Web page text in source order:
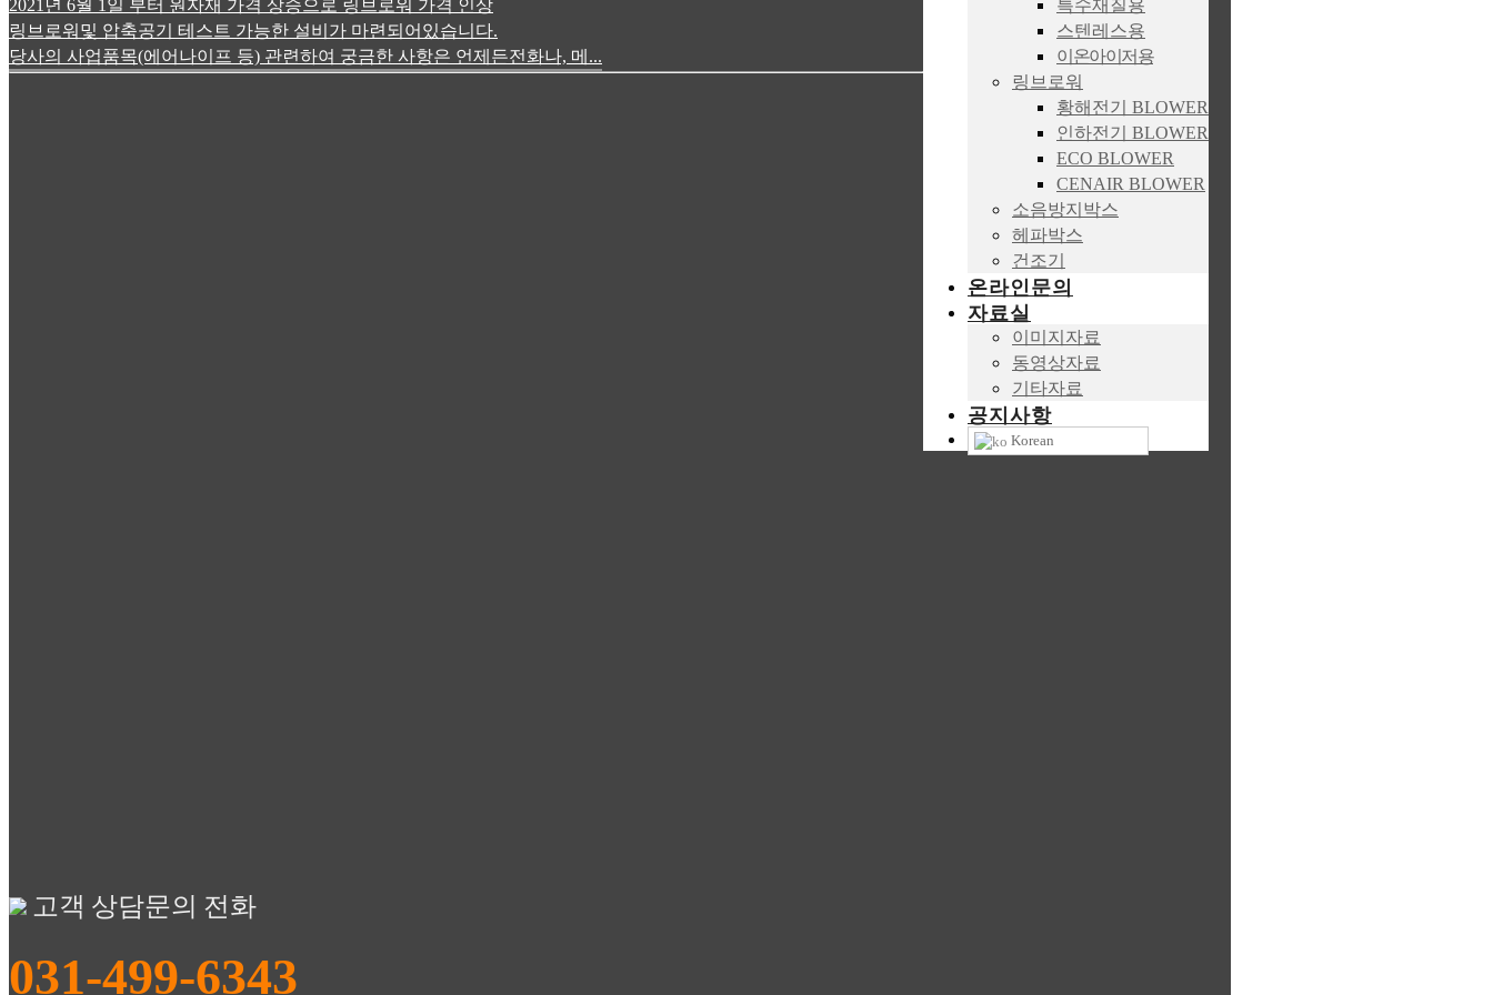
특수재질용
스텐레스용
이온아이저용
링브로워
황해전기 BLOWER
인하전기 BLOWER
ECO BLOWER
CENAIR BLOWER
소음방지박스
헤파박스
건조기
온라인문의
자료실
이미지자료
동영상자료
기타자료
공지사항
Korean
2021년 6월 1일 부터 원자재 가격 상승으로 링브로워 가격 인상
링브로워및 압축공기 테스트 가능한 설비가 마련되어있습니다.
당사의 사업품목(에어나이프 등) 관련하여 궁금한 사항은 언제든전화나, 메...
고객 상담문의 전화
031-499-6343